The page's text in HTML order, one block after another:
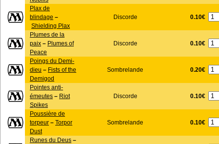
Plax de
blindage –
Shielding Plax
Discorde 0.10€
Plumes de la
paix – Plumes of
Peace
Discorde 0.10€
Poings du Demi-
dieu – Fists of the
Demigod
Sombrelande 0.20€
Pointes anti-
émeutes – Riot
Spikes
Discorde 0.10€
Poussière de
torpeur – Torpor
Dust
Sombrelande 0.10€
Runes du Deus –